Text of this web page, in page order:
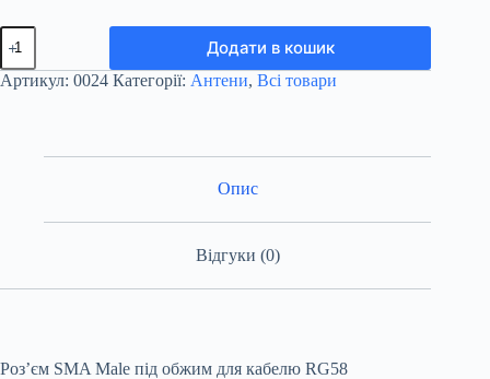
Роз’єм
SMA
Male
під
Додати в кошик
Артикул: 0024 Категорії: Антени, Всі товари
Опис
Відгуки (0)
Роз’єм SMA Male під обжим для кабелю RG58